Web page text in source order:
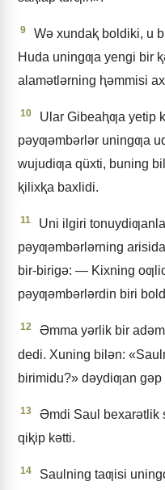
9
Wǝ xundaⱪ boldiki, u
Huda uningƣa yengi bir
alamǝtlǝrning ⱨǝmmisi
10
Ular Gibeaⱨƣa yetip
pǝyƣǝmbǝrlǝr uningƣa
wujudiƣa qüxti, buning
ⱪilixⱪa baxlidi.
11
Uni ilgiri
pǝyƣǝmbǝrlǝrning
bir-birigǝ: — Kixning
pǝyƣǝmbǝrlǝrdin biri
12
Əmma yǝrlik bir
dedi. Xuning bilǝn:
birimidu?» dǝydiƣan gǝp
13
Əmdi Saul bexarǝtlik
qiⱪip kǝtti.
14
Saulning taƣisi